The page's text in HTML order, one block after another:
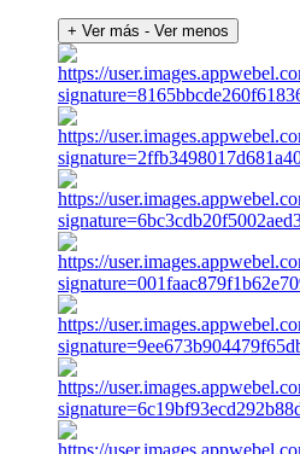
+ Ver más - Ver menos